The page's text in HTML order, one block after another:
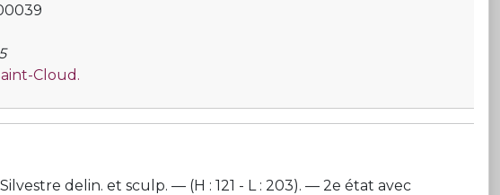
Cloud.
delin. et sculp. — (H : 121 - L : 203). — 2e état avec